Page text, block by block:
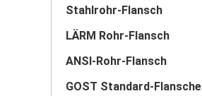
Stahlrohr-Flansch
LÄRM Rohr-Flansch
ANSI-Rohr-Flansch
GOST Standard-Flansche